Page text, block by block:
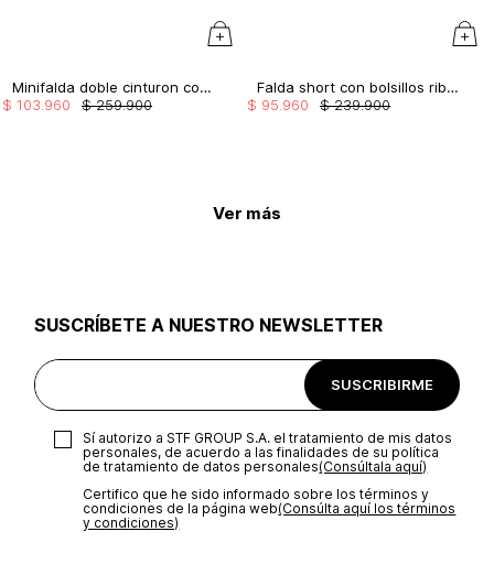
Minifalda doble cinturon con tablones y bolsillo cargo
$ 259.900
$ 103 960
Falda short con bolsillos ribete
$ 239.900
$ 95 960
Ver más
SUSCRÍBETE A NUESTRO NEWSLETTER
SUSCRIBIRME
Sí autorizo a STF GROUP S.A. el tratamiento de mis datos
personales, de acuerdo a las finalidades de su política
de tratamiento de datos personales‎(Consúltala aquí)
Certifico que he sido informado sobre los términos y
condiciones de la página web‎(Consúlta aquí los términos
y condiciones)